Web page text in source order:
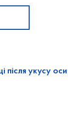
після укусу оси